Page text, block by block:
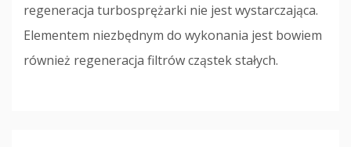
regeneracja turbosprężarki nie jest wystarczająca.
Elementem niezbędnym do wykonania jest bowiem
również regeneracja filtrów cząstek stałych.